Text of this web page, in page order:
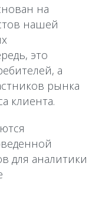
на
нашей
это
а
рынка
клиента.
для аналитики